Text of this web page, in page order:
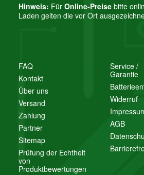
FAQ
Kontakt
Über uns
Versand
Zahlung
Partner
Sitemap
Prüfung der Echtheit
von
Produktbewertungen
Service /
Garantie
Widerruf
AGB
Hinweis: Für Online-Preise bitte
Laden gelten die vor Ort